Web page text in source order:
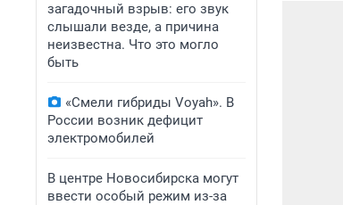
загадочный взрыв: его звук
слышали везде, а причина
неизвестна. Что это могло
быть
«Смели гибриды Voyah». В
России возник дефицит
электромобилей
В центре Новосибирска могут
ввести особый режим из-за